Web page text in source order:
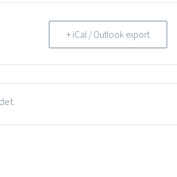
+ iCal / Outlook export